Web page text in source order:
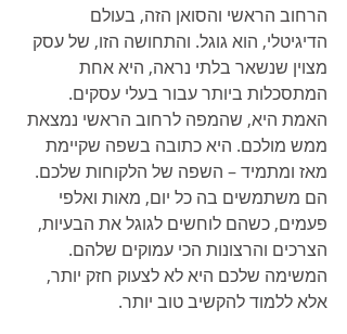
הרחוב הראשי והסואן הזה, בעולם
הדיגיטלי, הוא גוגל. והתחושה הזו, של עסק
מצוין שנשאר בלתי נראה, היא אחת
המתסכלות ביותר עבור בעלי עסקים.
האמת היא, שהמפה לרחוב הראשי נמצאת
ממש מולכם. היא כתובה בשפה שקיימת
מאז ומתמיד – השפה של הלקוחות שלכם.
הם משתמשים בה כל יום, מאות ואלפי
פעמים, כשהם לוחשים לגוגל את הבעיות,
הצרכים והרצונות הכי עמוקים שלהם.
המשימה שלכם היא לא לצעוק חזק יותר,
אלא ללמוד להקשיב טוב יותר.